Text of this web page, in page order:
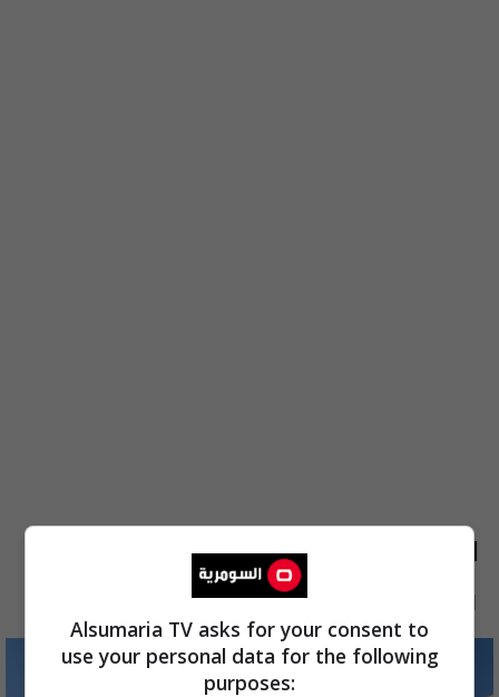
الأكثر قراءة
الآن 7 أيام شهر
Alsumaria TV asks for your consent to
use your personal data for the following
purposes: